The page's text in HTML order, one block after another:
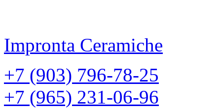
Impronta Ceramiche
+7 (903) 796-78-25
+7 (965) 231-06-96